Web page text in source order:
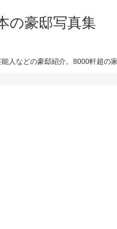
の豪邸写真集
人などの豪邸紹介。8000軒超の家